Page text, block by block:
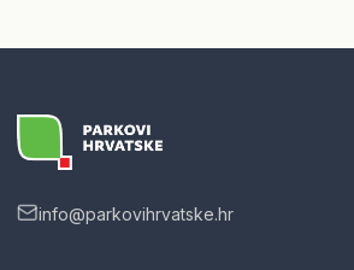
info@parkovihrvatske.hr